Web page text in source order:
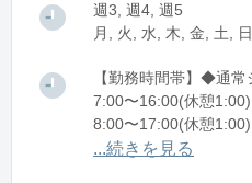
週3, 週4, 週5
月, 火, 水, 木, 金, 土,
【勤務時間帯】◆通
7:00〜16:00(休憩1:00)
8:00〜17:00(休憩1:00)
12:00〜21:00(休憩1:00)
...続きを見る